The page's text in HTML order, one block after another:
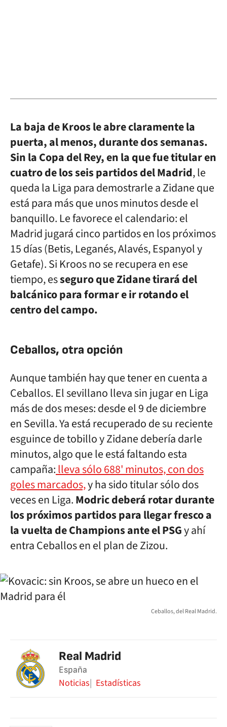
La baja de Kroos le abre claramente la
puerta, al menos, durante dos semanas.
Sin la Copa del Rey, en la que fue titular en
cuatro de los seis partidos del Madrid, le
queda la Liga para demostrarle a Zidane que
está para más que unos minutos desde el
banquillo. Le favorece el calendario: el
Madrid jugará cinco partidos en los próximos
15 días (Betis, Leganés, Alavés, Espanyol y
Getafe). Si Kroos no se recupera en ese
tiempo, esseguro que Zidane tirará del
balcánico para formar e ir rotando el
centro del campo.
Ceballos, otra opción
Aunque también hay que tener en cuenta a
Ceballos. El sevillano lleva sin jugar en Liga
más de dos meses: desde el 9 de diciembre
en Sevilla. Ya está recuperado de su reciente
esguince de tobillo y Zidane debería darle
minutos, algo que le está faltando esta
campaña:lleva sólo 688' minutos, con dos
goles marcados,y ha sido titular sólo dos
veces en Liga.Modric deberá rotar durante
los próximos partidos para llegar fresco a
la vuelta de Champions ante el PSGy ahí
entra Ceballos en el plan de Zizou.
Ceballos, del Real Madrid.
Real Madrid
España
Noticias Estadísticas